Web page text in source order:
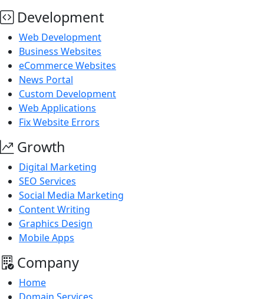
Development
Web Development
Business Websites
eCommerce Websites
News Portal
Custom Development
Web Applications
Fix Website Errors
Growth
Digital Marketing
SEO Services
Social Media Marketing
Content Writing
Graphics Design
Mobile Apps
Company
Home